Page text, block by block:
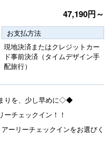
e
xt
47,190円～
お支払方法
現地決済またはクレジットカー
ド事前決済（タイムデザイン手
配旅行）
りを、少し早めに◇◆
チェックイン！！
ーリーチェックインをお選びく